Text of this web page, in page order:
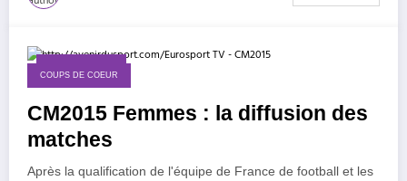
COUPS DE COEUR
CM2015 Femmes : la diffusion des
matches
Après la qualification de l'équipe de France de football et les